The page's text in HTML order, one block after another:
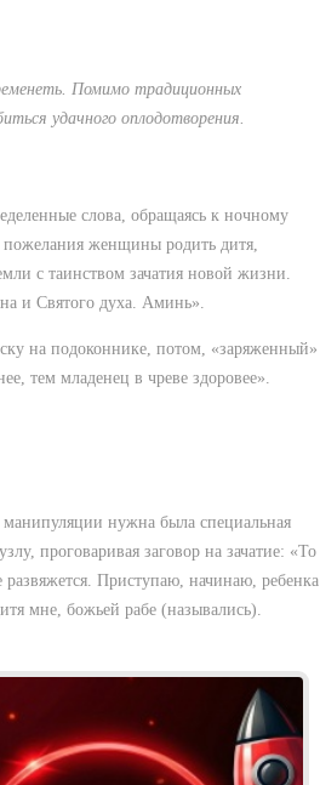
Помимо традиционных
удачного оплодотворения.
слова, обращаясь к ночному
пожелания женщины родить дитя,
с таинством зачатия новой жизни.
и Святого духа. Аминь».
на подоконнике, потом, «заряженный»
тем младенец в чреве здоровее».
нужна была специальная
проговаривая заговор на зачатие: «То
развяжется. Приступаю, начинаю, ребенка
мне, божьей рабе (назывались).